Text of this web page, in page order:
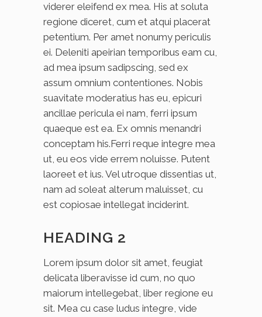
viderer eleifend ex mea. His at soluta
regione diceret, cum et atqui placerat
petentium. Per amet nonumy periculis
ei. Deleniti apeirian temporibus eam cu,
ad mea ipsum sadipscing, sed ex
assum omnium contentiones. Nobis
suavitate moderatius has eu, epicuri
ancillae pericula ei nam, ferri ipsum
quaeque est ea. Ex omnis menandri
conceptam his.Ferri reque integre mea
ut, eu eos vide errem noluisse. Putent
laoreet et ius. Vel utroque dissentias ut,
nam ad soleat alterum maluisset, cu
est copiosae intellegat inciderint.
HEADING 2
Lorem ipsum dolor sit amet, feugiat
delicata liberavisse id cum, no quo
maiorum intellegebat, liber regione eu
sit. Mea cu case ludus integre, vide